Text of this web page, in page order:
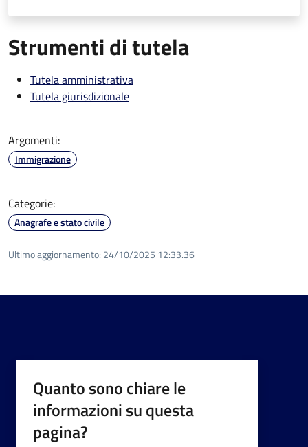
Strumenti di tutela
Tutela amministrativa
Tutela giurisdizionale
Argomenti:
Immigrazione
Categorie:
Anagrafe e stato civile
Ultimo aggiornamento: 24/10/2025 12:33.36
Quanto sono chiare le
informazioni su questa
pagina?